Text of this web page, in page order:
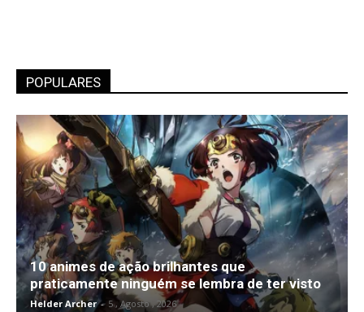
POPULARES
10 animes de ação brilhantes que
praticamente ninguém se lembra de ter visto
Helder Archer - 5 , Agosto , 2026